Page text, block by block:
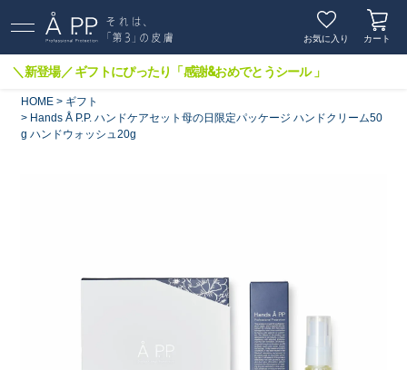
お気に入り カート
＼新登場／ ギフトにぴったり「感謝&おめでとうシール 」
HOME
ギフト
Hands Å P.P. ハンドケアセット母の日限定パッケージ ハンドクリーム50
g ハンドウォッシュ20g